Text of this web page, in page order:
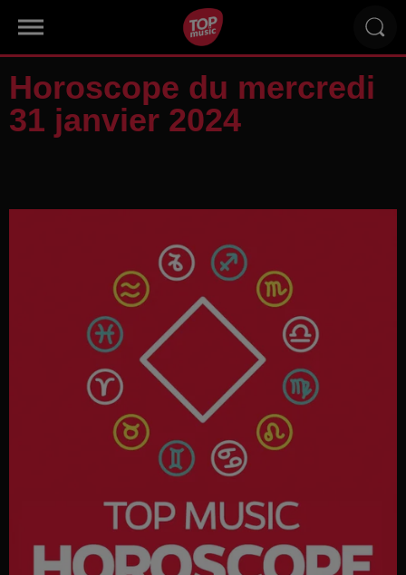
Horoscope du mercredi
31 janvier 2024